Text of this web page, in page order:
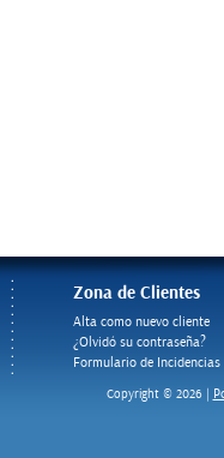
Zona de Clientes
Alta como nuevo cliente
¿Olvidó su contraseña?
Formulario de Incidencias
Copyright © 2026 |